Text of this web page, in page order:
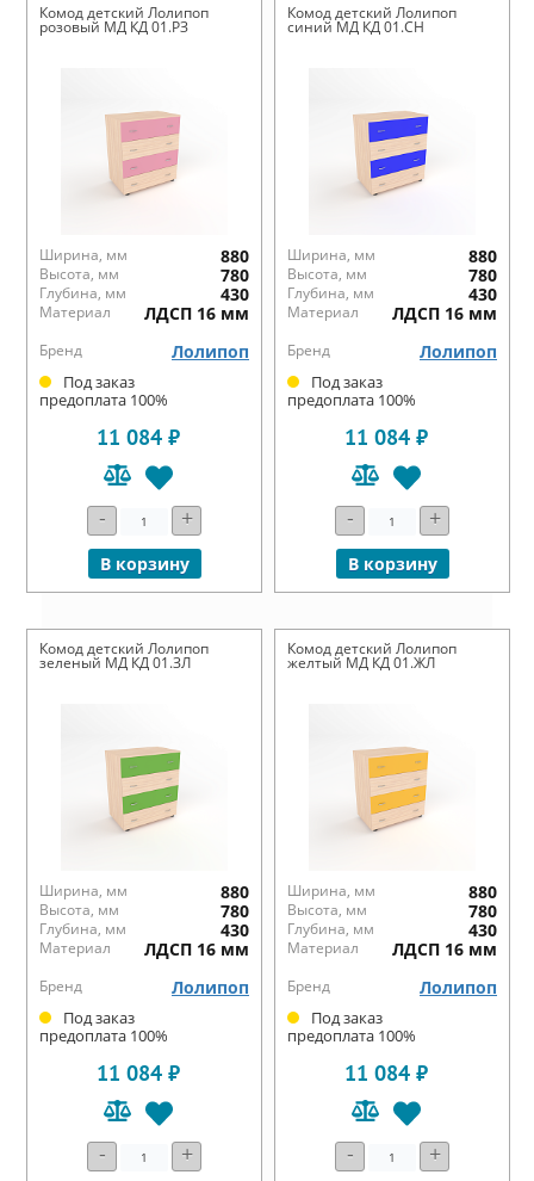
Комод детский Лолипоп
розовый МД КД 01.РЗ
Ширина, мм 880
Высота, мм 780
Глубина, мм 430
Материал ЛДСП 16 мм
Бренд Лолипоп
Под заказ
предоплата 100%
11 084 ₽
- +
В корзину
Комод детский Лолипоп
синий МД КД 01.СН
Ширина, мм 880
Высота, мм 780
Глубина, мм 430
Материал ЛДСП 16 мм
Бренд Лолипоп
Под заказ
предоплата 100%
11 084 ₽
- +
В корзину
Комод детский Лолипоп
зеленый МД КД 01.ЗЛ
Ширина, мм 880
Высота, мм 780
Глубина, мм 430
Материал ЛДСП 16 мм
Бренд Лолипоп
Под заказ
предоплата 100%
11 084 ₽
- +
Комод детский Лолипоп
желтый МД КД 01.ЖЛ
Ширина, мм 880
Высота, мм 780
Глубина, мм 430
Материал ЛДСП 16 мм
Бренд Лолипоп
Под заказ
предоплата 100%
11 084 ₽
- +